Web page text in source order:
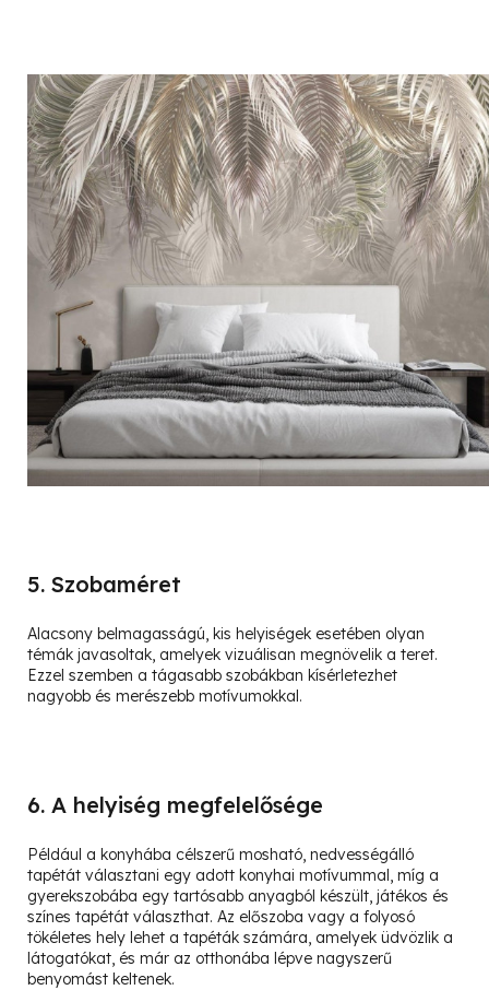
5. Szobaméret
Alacsony belmagasságú, kis helyiségek esetében olyan
témák javasoltak, amelyek vizuálisan megnövelik a teret.
Ezzel szemben a tágasabb szobákban kísérletezhet
nagyobb és merészebb motívumokkal.
6. A helyiség megfelelősége
Például a konyhába célszerű mosható, nedvességálló
tapétát választani egy adott konyhai motívummal, míg a
gyerekszobába egy tartósabb anyagból készült, játékos és
színes tapétát választhat. Az előszoba vagy a folyosó
tökéletes hely lehet a tapéták számára, amelyek üdvözlik a
látogatókat, és már az otthonába lépve nagyszerű
benyomást keltenek.